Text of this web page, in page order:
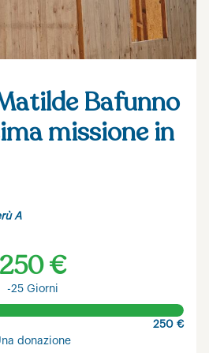
Bafunno
missione in
A
250 €
-25 Giorni
250 €
donazione